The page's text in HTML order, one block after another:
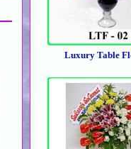
Luxury Table